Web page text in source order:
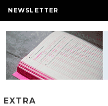
NEWSLETTER
EXTRA